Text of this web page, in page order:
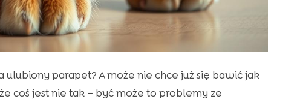
ulubiony parapet? A może nie chce już się bawić jak
coś jest nie tak – być może to problemy ze